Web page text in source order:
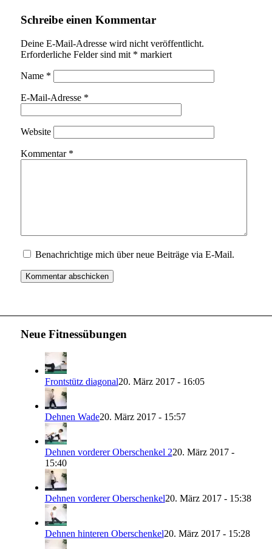
Schreibe einen Kommentar
Deine E-Mail-Adresse wird nicht veröffentlicht.
Erforderliche Felder sind mit * markiert
Name *
E-Mail-Adresse *
Website
Kommentar *
Benachrichtige mich über neue Beiträge via E-Mail.
Neue Fitnessübungen
Frontstütz diagonal20. März 2017 - 16:05
Dehnen Wade20. März 2017 - 15:57
Dehnen vorderer Oberschenkel 220. März 2017 -
15:40
Dehnen vorderer Oberschenkel20. März 2017 - 15:38
Dehnen hinteren Oberschenkel20. März 2017 - 15:28